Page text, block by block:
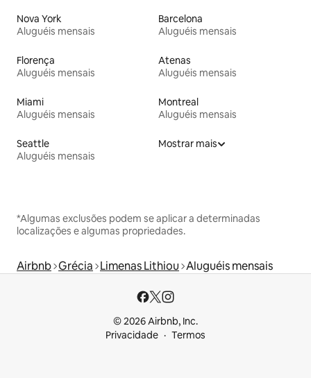
Nova York
Aluguéis mensais
Barcelona
Aluguéis mensais
Florença
Aluguéis mensais
Atenas
Aluguéis mensais
Miami
Aluguéis mensais
Montreal
Aluguéis mensais
Seattle
Aluguéis mensais
Mostrar mais
*Algumas exclusões podem se aplicar a determinadas
localizações e algumas propriedades.
Airbnb Grécia Limenas Lithiou Aluguéis mensais
© 2026 Airbnb, Inc.
Privacidade
Termos